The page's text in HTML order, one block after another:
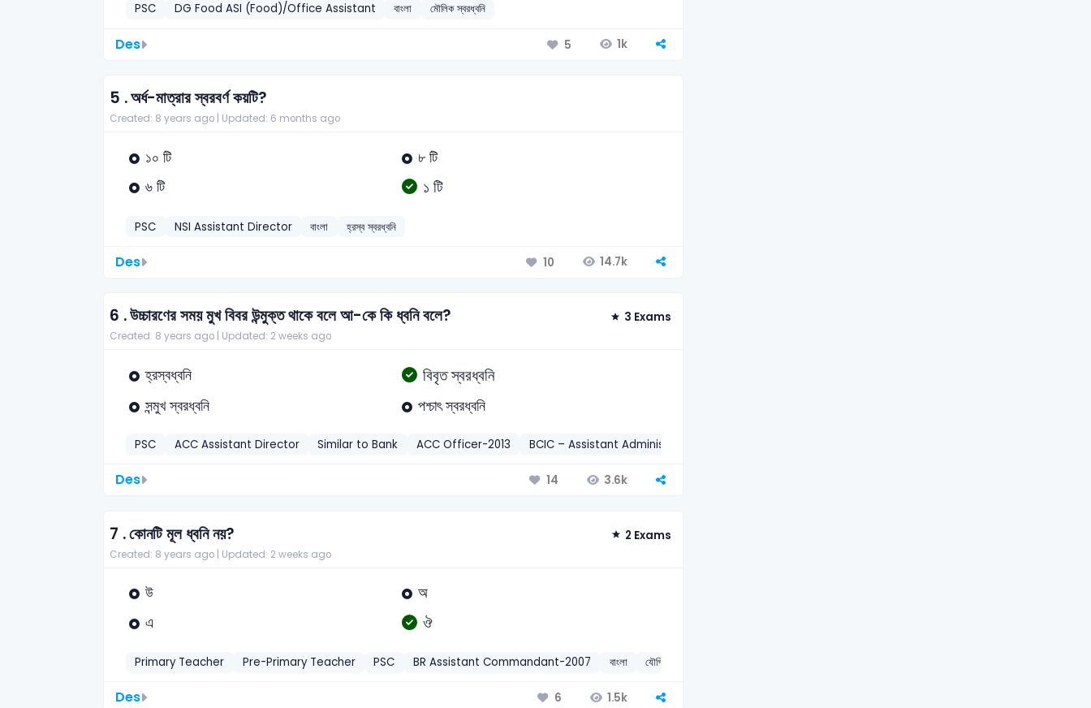
PSC DG Food ASI (Food)/Office Assistant বাংলা মৌলিক স্বরধ্বনি
Des 5 1k
5 .অর্ধ-মাত্রার স্বরবর্ণ কয়টি?
Created: 8 years ago | Updated: 6 months ago
১০ টি
৮ টি
৬ টি
১ টি
PSC NSI Assistant Director বাংলা হ্রস্ব স্বরধ্বনি
Des 10 14.7k
6 .উচ্চারণের সময় মুখ বিবর উন্মুক্ত থাকে বলে আ-কে কি ধ্বনি বলে? 3 Exams
Created: 8 years ago | Updated: 2 weeks ago
হ্রস্বধ্বনি বিবৃত স্বরধ্বনি
সন্মুখ স্বরধ্বনি পশ্চাৎ স্বরধ্বনি
PSC ACC Assistant Director Similar to Bank ACC Officer-2013 BCIC – Assistant Administrative Officer-2025
Des 14 3.6k
7 .কোনটি মূল ধ্বনি নয়? 2 Exams
Created: 8 years ago | Updated: 2 weeks ago
উ
অ
এ
ঔ
Primary Teacher Pre-Primary Teacher PSC BR Assistant Commandant-2007 বাংলা যৌগিক স্বরধ্বনি
Des 6 1.5k